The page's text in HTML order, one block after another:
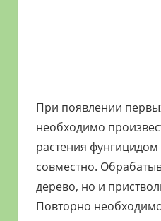
При появлении
необходимо
растения
совместно.
дерево, но и
Повторно